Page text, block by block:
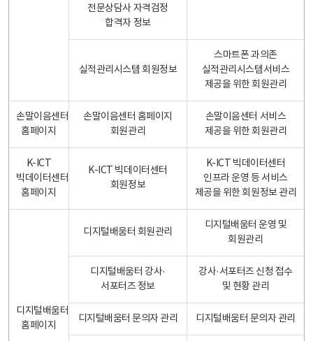
전문상담사 자격검정
합격자 정보
실적관리시스템 회원정보
스마트폰 과의존
실적관리시스템서비스
제공을 위한 회원관리
손말이음센터
홈페이지
손말이음센터 홈페이지
회원관리
손말이음센터 서비스
제공을 위한 회원관리
K-ICT
빅데이터센터
홈페이지
K-ICT 빅데이터센터
회원정보
K-ICT 빅데이터센터
인프라 운영 등 서비스
제공을 위한 회원정보 관리
디지털배움터
홈페이지
디지털배움터 회원관리
디지털배움터 운영 및
회원관리
디지털배움터 강사·
서포터즈 정보
강사·서포터즈 신청 접수
및 현황 관리
디지털배움터 문의자 관리 디지털배움터 문의자 관리